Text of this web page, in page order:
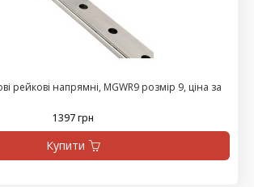
рейкові напрямні, MGWR9 розмір 9, ціна за
1397 грн
Купити